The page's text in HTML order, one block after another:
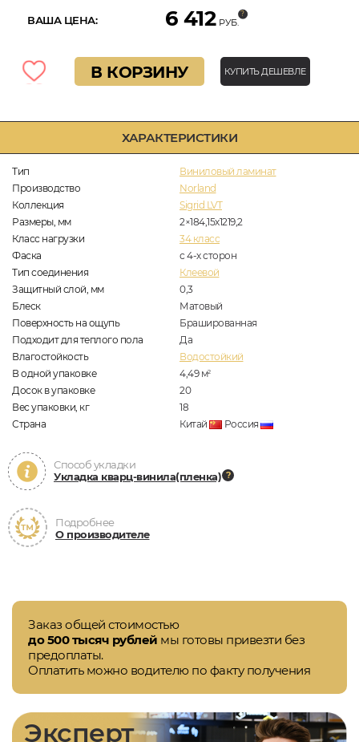
ХАРАКТЕРИСТИКИ
Тип
Виниловый ламинат
Производство
Norland
Коллекция
Sigrid LVT
Размеры, мм
2×184,15х1219,2
Класс нагрузки
34 класс
Фаска
с 4-х сторон
Тип соединения
Клеевой
Защитный слой, мм
0,3
Блеск
Матовый
Поверхность на ощупь
Брашированная
Подходит для теплого пола
Да
Влагостойкость
Водостойкий
В одной упаковке
4,49 м2
Досок в упаковке
20
Вес упаковки, кг
18
Страна
Китай Россия
Способ укладки
Укладка кварц-винила(пленка)
Подробнее
О производителе
ВАША ЦЕНА: 6 412 РУБ.
В КОРЗИНУ КУПИТЬ ДЕШЕВЛЕ
Заказ общей стоимостью
до 500 тысяч рублей мы готовы привезти без
предоплаты.
Оплатить можно водителю по факту получения
Эксперт